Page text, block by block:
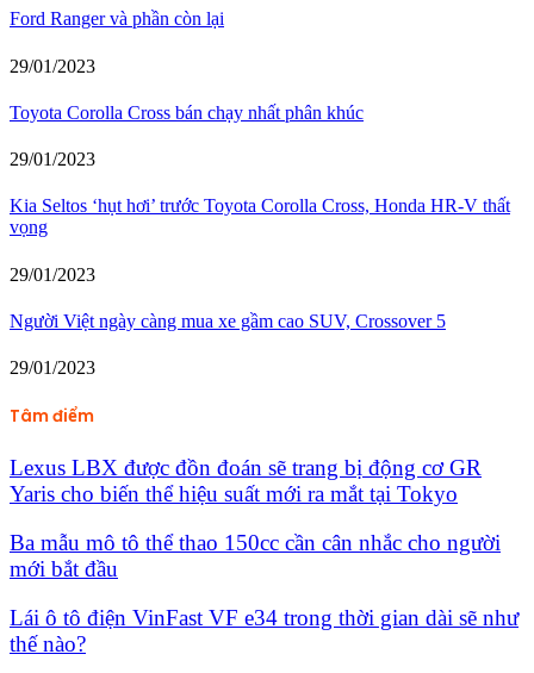
Ford Ranger và phần còn lại
29/01/2023
Toyota Corolla Cross bán chạy nhất phân khúc
29/01/2023
Kia Seltos ‘hụt hơi’ trước Toyota Corolla Cross, Honda HR-V thất
vọng
29/01/2023
Người Việt ngày càng mua xe gầm cao SUV, Crossover 5
29/01/2023
Tâm điểm
Lexus LBX được đồn đoán sẽ trang bị động cơ GR
Yaris cho biến thể hiệu suất mới ra mắt tại Tokyo
Ba mẫu mô tô thể thao 150cc cần cân nhắc cho người
mới bắt đầu
Lái ô tô điện VinFast VF e34 trong thời gian dài sẽ như
thế nào?